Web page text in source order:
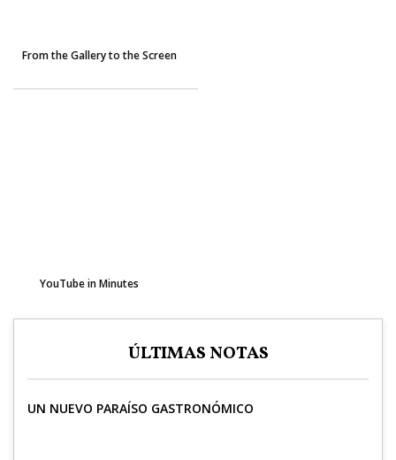
From the Gallery to the Screen
YouTube in Minutes
ÚLTIMAS NOTAS
UN NUEVO PARAÍSO GASTRONÓMICO